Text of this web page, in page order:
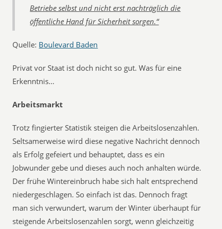
Betriebe selbst und nicht erst nachträglich die
öffentliche Hand für Sicherheit sorgen.“
Quelle: Boulevard Baden
Privat vor Staat ist doch nicht so gut. Was für eine
Erkenntnis…
Arbeitsmarkt
Trotz fingierter Statistik steigen die Arbeitslosenzahlen.
Seltsamerweise wird diese negative Nachricht dennoch
als Erfolg gefeiert und behauptet, dass es ein
Jobwunder gebe und dieses auch noch anhalten würde.
Der frühe Wintereinbruch habe sich halt entsprechend
niedergeschlagen. So einfach ist das. Dennoch fragt
man sich verwundert, warum der Winter überhaupt für
steigende Arbeitslosenzahlen sorgt, wenn gleichzeitig